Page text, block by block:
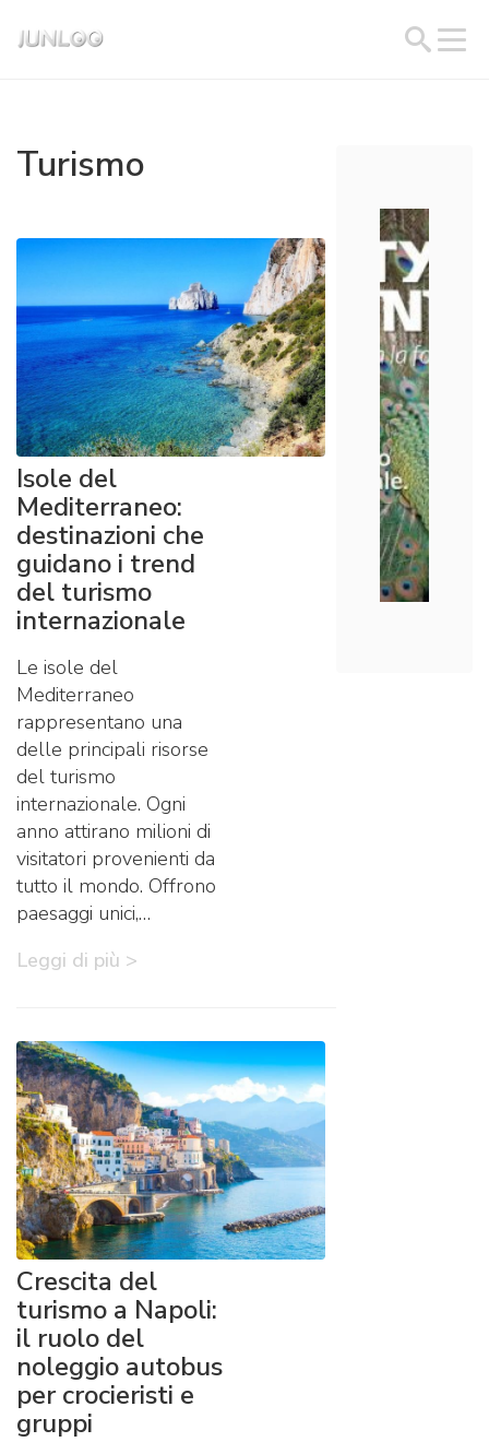
Turismo
Isole del
Mediterraneo:
destinazioni che
guidano i trend
del turismo
internazionale
Le isole del
Mediterraneo
rappresentano una
delle principali risorse
del turismo
internazionale. Ogni
anno attirano milioni di
visitatori provenienti da
tutto il mondo. Offrono
paesaggi unici,…
Leggi di più >
Crescita del
turismo a Napoli:
il ruolo del
noleggio autobus
per crocieristi e
gruppi